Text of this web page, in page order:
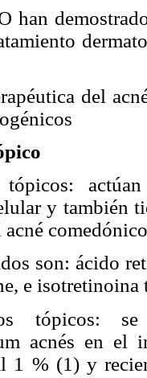
han
del
y también
son: ácido
e
tópicos:
acnés en
1 % (1) y